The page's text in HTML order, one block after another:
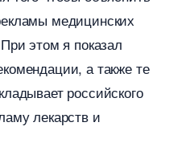
медицинских
этом я показал
а также те
российского
лекарств и